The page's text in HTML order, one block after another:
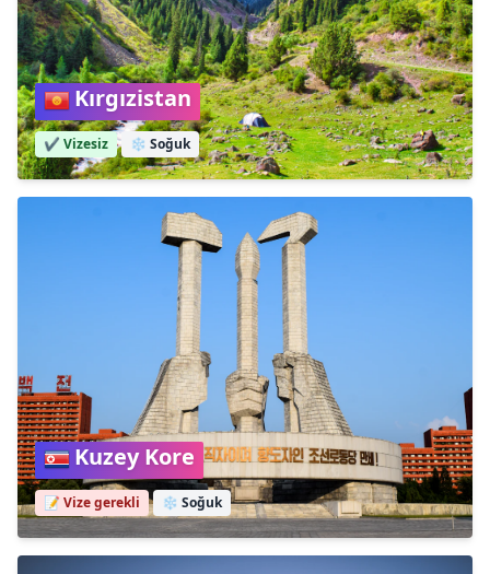
Kırgızistan
✔️ Vizesiz ❄️ Soğuk
Kuzey Kore
📝 Vize gerekli ❄️ Soğuk